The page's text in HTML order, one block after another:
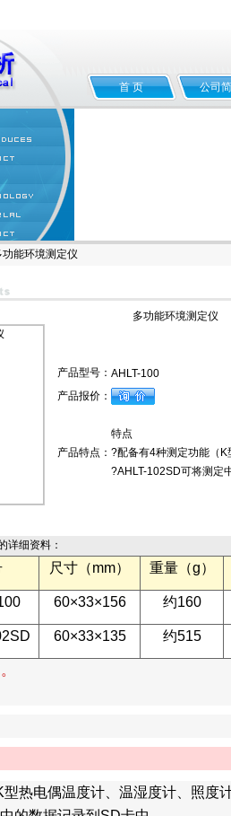
首 页 公司
功能环境测定仪
多功能环境测定仪
产品型号： AHLT-100
产品报价：
产品特点：
特点
?配备有4种测定功能（
?AHLT-102SD可将测定
详细资料：
尺寸（mm） 重量（g）
60×33×156 约160
60×33×135 约515
热电偶温度计、温湿度计、照度